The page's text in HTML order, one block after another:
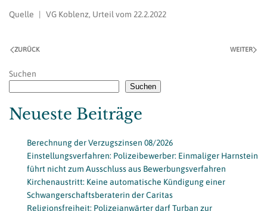
Quelle | VG Koblenz, Urteil vom 22.2.2022
ZURÜCK WEITER
Suchen
Suchen
Neueste Beiträge
Berechnung der Verzugszinsen 08/2026
Einstellungsverfahren: Polizeibewerber: Einmaliger Harnstein
führt nicht zum Ausschluss aus Bewerbungsverfahren
Kirchenaustritt: Keine automatische Kündigung einer
Schwangerschaftsberaterin der Caritas
Religionsfreiheit: Polizeianwärter darf Turban zur